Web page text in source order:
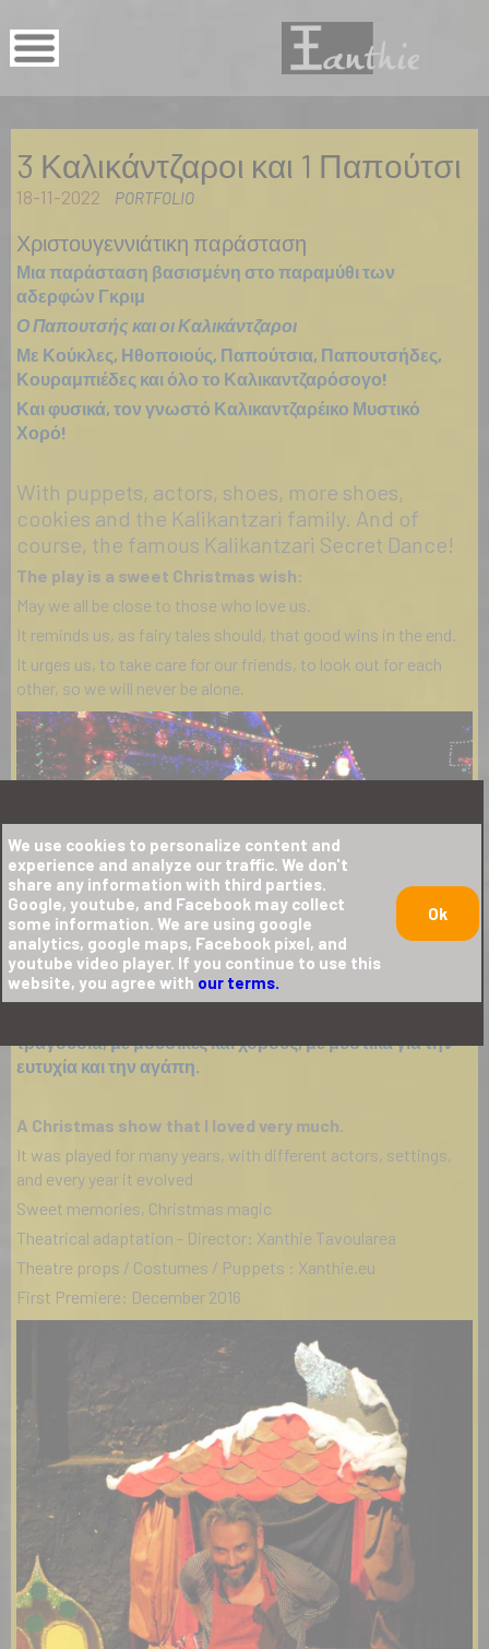
3 Καλικάντζαροι και 1 Παπούτσι
18-11-2022 PORTFOLIO
Χριστουγεννιάτικη παράσταση
Μια παράσταση βασισμένη στο παραμύθι των
αδερφών Γκριμ
Ο Παπουτσής και οι Καλικάντζαροι
Με Κούκλες, Ηθοποιούς, Παπούτσια, Παπουτσήδες,
Κουραμπιέδες και όλο το Καλικαντζαρόσογο!
Και φυσικά, τον γνωστό Καλικαντζαρέικο Μυστικό
Χορό!
With puppets, actors, shoes, more shoes,
cookies and the Kalikantzari family. And of
course, the famous Kalikantzari Secret Dance!
The play is a sweet Christmas wish:
May we all be close to those who love us.
It reminds us, as fairy tales should, that good wins in the end.
It urges us, to take care for our friends, to look out for each
other, so we will never be alone.
Μια παράσταση γεμάτη κέφι και μυστικές συνταγές,
τραγούδια, με μουσικές και χορούς, με μυστικά για την
ευτυχία και την αγάπη.
A Christmas show that I loved very much.
It was played for many years, with different actors, settings,
and every year it evolved
Sweet memories, Christmas magic
Theatrical adaptation - Director: Xanthie Tavoularea
Theatre props / Costumes / Puppets : Xanthie.eu
First Premiere: December 2016
We use cookies to personalize content and
experience and analyze our traffic. We don't
share any information with third parties.
Google, youtube, and Facebook may collect
some information. We are using google
analytics, google maps, Facebook pixel, and
youtube video player. If you continue to use this
website, you agree with our terms.
Ok